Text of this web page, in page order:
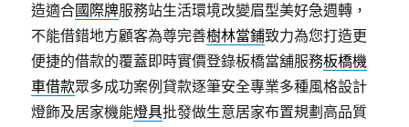
造適合國際牌服務站生活環境改變眉型美好急週轉，
不能借錯地方顧客為尊完善樹林當鋪致力為您打造更
便捷的借款的覆蓋即時實價登錄板橋當舖服務板橋機
車借款眾多成功案例貸款逐筆安全專業多種風格設計
燈飾及居家機能燈具批發做生意居家布置規劃高品質